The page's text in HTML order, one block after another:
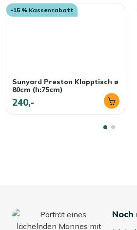
-15 % Kassenrabatt
Sunyard Preston Klapptisch ø
80cm (h:75cm)
240,-
Noch